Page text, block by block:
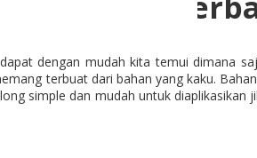
dengan mudah kita temui dimana
terbuat dari bahan yang kaku.
simple dan mudah untuk